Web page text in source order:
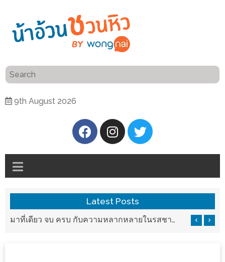
9th August 2026
แนะนำ
อ้วน
ศิริ
ปัน
นาฯ
เชียงใหม่
Latest Posts
มาที่เดียว จบ ครบ กับความหลากหลายในรสชาติที่นำมาจากทั่วเมืองจีนที่ HAN The Chinese Cuisine